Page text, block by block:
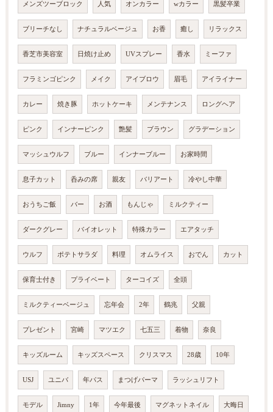
メンズツーブロック 人気 オンカラー wカラー 黒髪卒業
ブリーチなし ナチュラルベージュ お香 癒し リラックス
香芝市美容室 日焼け止め UVスプレー 香水 ミーファ
フラミンゴピンク メイク アイブロウ 眉毛 アイライナー
カレー 焼き豚 ホットケーキ メンテナンス ロングヘア
ピンク インナーピンク 艶髪 ブラウン グラデーション
マッシュウルフ ブルー インナーブルー お家時間
息子カット 呑みの席 親友 バリアート 冷やし中華
おうちご飯 バー お酒 もんじゃ ミルクティー
ダークグレー バイオレット 特殊カラー エアタッチ
ウルフ ポテトサラダ 料理 オムライス おでん カット
保育士付き プライベート ターコイズ 全頭
ミルクティーベージュ 忘年会 2年 鶴兆 父親
プレゼント 宮崎 マツエク 七五三 着物 奈良
キッズルーム キッズスペース クリスマス 28歳 10年
USJ ユニバ 年パス まつげパーマ ラッシュリフト
モデル Jimny 1年 今年最後 マグネットネイル 大晦日